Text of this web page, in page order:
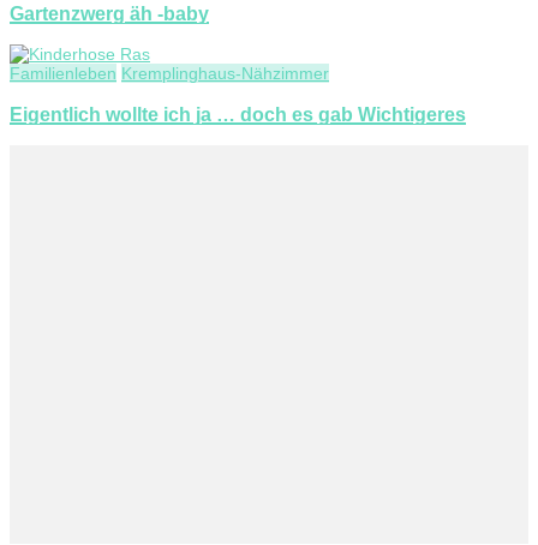
Gartenzwerg äh -baby
Familienleben Kremplinghaus-Nähzimmer
Eigentlich wollte ich ja … doch es gab Wichtigeres